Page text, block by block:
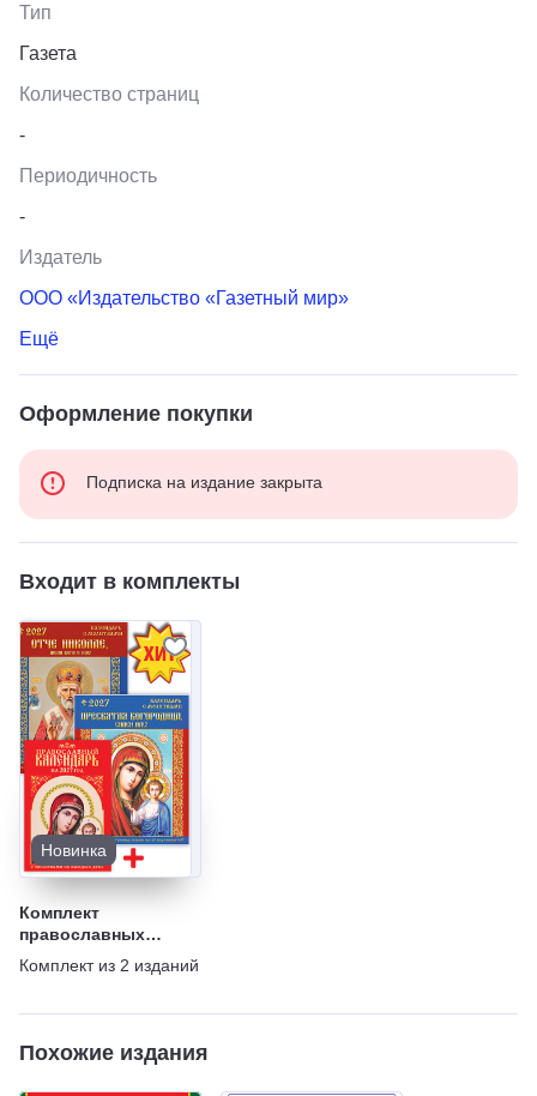
Тип
Газета
Количество страниц
-
Периодичность
-
Издатель
ООО «Издательство «Газетный мир»
Ещё
Оформление покупки
Подписка на издание закрыта
Входит в комплекты
Новинка
Комплект
православных
календарей
Комплект из 2 изданий
Похожие издания